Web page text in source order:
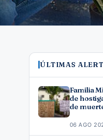
ÚLTIMAS
Familia
de
de
06 AGO